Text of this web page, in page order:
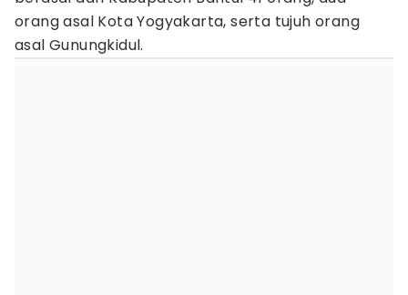
orang asal Kota Yogyakarta, serta tujuh orang
asal Gunungkidul.